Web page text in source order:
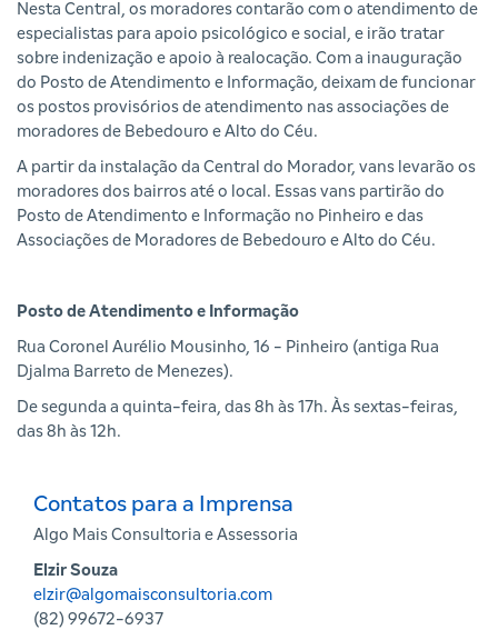
Nesta Central, os moradores contarão com o atendimento de
especialistas para apoio psicológico e social, e irão tratar
sobre indenização e apoio à realocação. Com a inauguração
do Posto de Atendimento e Informação, deixam de funcionar
os postos provisórios de atendimento nas associações de
moradores de Bebedouro e Alto do Céu.
A partir da instalação da Central do Morador, vans levarão os
moradores dos bairros até o local. Essas vans partirão do
Posto de Atendimento e Informação no Pinheiro e das
Associações de Moradores de Bebedouro e Alto do Céu.
Posto de Atendimento e Informação
Rua Coronel Aurélio Mousinho, 16 - Pinheiro (antiga Rua
Djalma Barreto de Menezes).
De segunda a quinta-feira, das 8h às 17h. Às sextas-feiras,
das 8h às 12h.
Contatos para a Imprensa
Algo Mais Consultoria e Assessoria
Elzir Souza
elzir@algomaisconsultoria.com
(82) 99672-6937